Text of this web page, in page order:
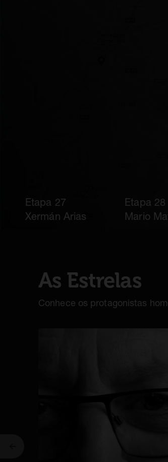
Etapa 27
Xermán Arias
Etapa 28
Mario
As Estrelas
Conhece os protagonistas